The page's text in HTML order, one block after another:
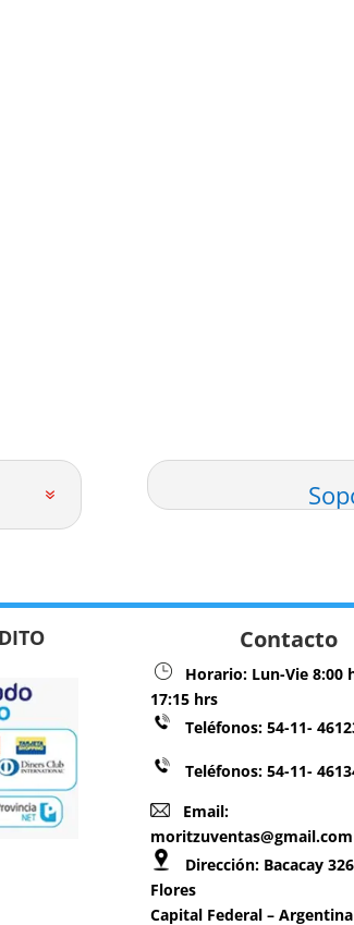
Contacto
Horario: Lun-Vie 8:00
17:15 hrs
Teléfonos:54-11-
Teléfonos: 54-11-
Email:
moritzuventas@gmail.com
Dirección: Bacacay
Flores
Capital Federal – Argentina